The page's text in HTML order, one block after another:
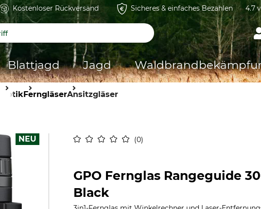
Kostenloser Rückversand Sicheres & einfaches Bezahlen 4.7
Blattjagd Jagd
OptikFerngläserAnsitzgläser
0
NEU
GPO Fernglas Rangeguide
Black